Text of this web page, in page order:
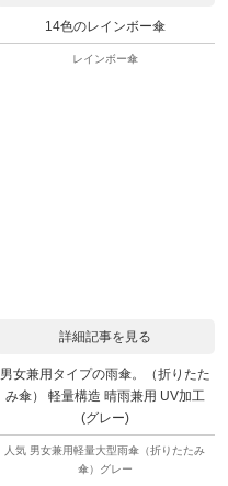
14色のレインボー傘
レインボー傘
詳細記事を見る
男女兼用タイプの雨傘。（折りたた
み傘） 軽量構造 晴雨兼用 UV加工
(グレー)
人気 男女兼用軽量大型雨傘（折りたたみ
傘）グレー